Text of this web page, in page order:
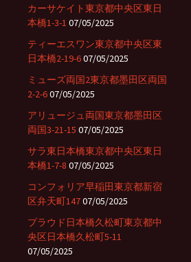
カーサケイト東京都中央区東日
本橋1-3-1 07/05/2025
ティーエスワン東京都中央区東
日本橋2-19-607/05/2025
ミューズ両国2東京都墨田区両国
2-2-607/05/2025
アリュージュ両国東京都墨田区
両国3-21-15 07/05/2025
サラ東日本橋東京都中央区東日
本橋1-7-8 07/05/2025
コンフォリア早稲田東京都新宿
区弁天町14707/05/2025
プラウド日本橋久松町東京都中
央区日本橋久松町5-11
07/05/2025